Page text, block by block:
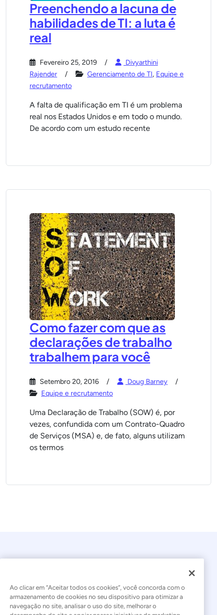
Preenchendo a lacuna de
habilidades de TI: a luta é
real
Fevereiro 25, 2019
Divyarthini
Rajender
Gerenciamento de TI, Equipe e
recrutamento
A falta de qualificação em TI é um problema
real nos Estados Unidos e em todo o mundo.
De acordo com um estudo recente
Como fazer com que as
declarações de trabalho
trabalhem para você
Setembro 20, 2016
Doug Barney
Equipe e recrutamento
Uma Declaração de Trabalho (SOW) é, por
vezes, confundida com um Contrato-Quadro
de Serviços (MSA) e, de fato, alguns utilizam
os termos
© 2026 Kaseya. Todos os direitos reservados.
Ao clicar em “Aceitar todos os cookies”, você concorda com o
armazenamento de cookies no seu dispositivo para otimizar a
navegação no site, analisar o uso do site, melhorar o